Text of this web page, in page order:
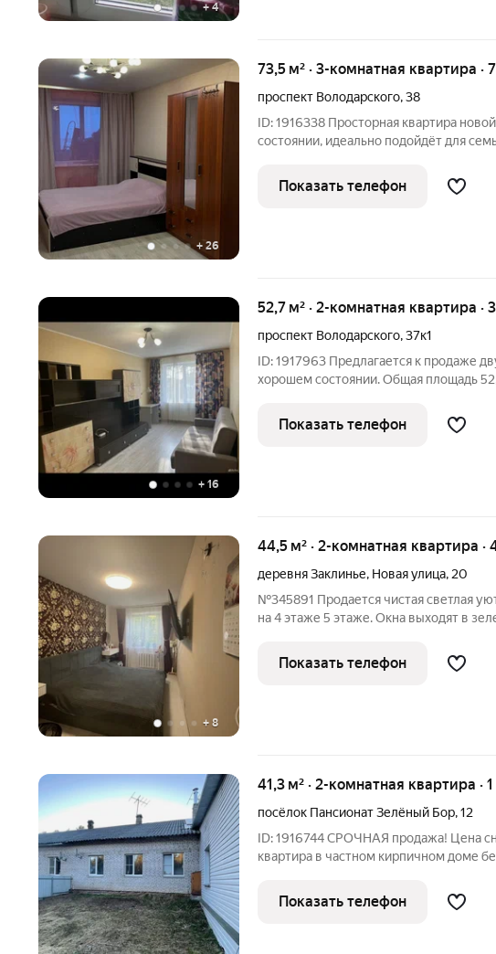
+4
+ 26
73,5 м² · 3-комнатная квартира ·
проспект Володарского,38
ID: 1916338 Просторная квартира
состоянии, идеально подойдёт для
Показать телефон
+ 16
52,7 м² · 2-комнатная квартира ·
проспект Володарского,37к1
ID: 1917963 Предлагается к продаже
хорошем состоянии. Общая площадь
квадратных метра. Кухня большая,
раздельный санузел,
Показать телефон
+ 8
44,5 м² · 2-комнатная квартира ·
деревня Заклинье, Новая улица, 20
№345891 Продается чистая светлая
на 4 этаже 5 этаже. Окна выходят в
формы. Просмотры по
взрослых
Показать телефон
41,3 м² · 2-комнатная квартира ·
посёлок Пансионат Зелёный Бор,12
ID: 1916744 СРОЧНАЯ продажа! Цена
квартира в частном кирпичном доме
или одинокому человеку, любящим
Рядом река, лес, грибы,
Показать телефон